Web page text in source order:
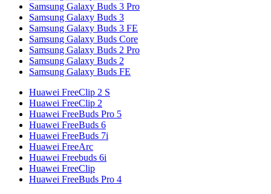
Samsung Galaxy Buds 3 Pro
Samsung Galaxy Buds 3
Samsung Galaxy Buds 3 FE
Samsung Galaxy Buds Core
Samsung Galaxy Buds 2 Pro
Samsung Galaxy Buds 2
Samsung Galaxy Buds FE
Huawei FreeClip 2 S
Huawei FreeClip 2
Huawei FreeBuds Pro 5
Huawei FreeBuds 6
Huawei FreeBuds 7i
Huawei FreeArc
Huawei Freebuds 6i
Huawei FreeClip
Huawei FreeBuds Pro 4